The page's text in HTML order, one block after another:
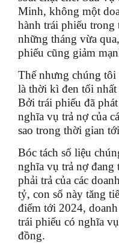
Minh, không một
hành trái phiếu
những tháng vừa
phiếu cũng giảm
Thế nhưng chúng tôi
là thời kì đen tối
Bởi trái phiếu đã
nghĩa vụ trả nợ của
sao trong thời gian
Bóc tách số liệu
nghĩa vụ trả nợ đang
phải trả của các
tỷ, con số này tăng
điểm tới 2024,
trái phiếu có nghĩa
đồng.